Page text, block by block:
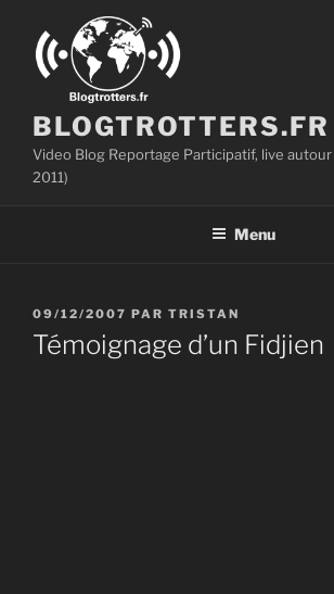
contenu
BLOGTROTTERS.FR
Video Blog Reportage Participatif, live
2011)
Menu
PUBLIÉ
LE
09/12/2007 PAR TRISTAN
Témoignage d’un Fidjien